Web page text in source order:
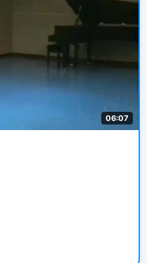
06:07